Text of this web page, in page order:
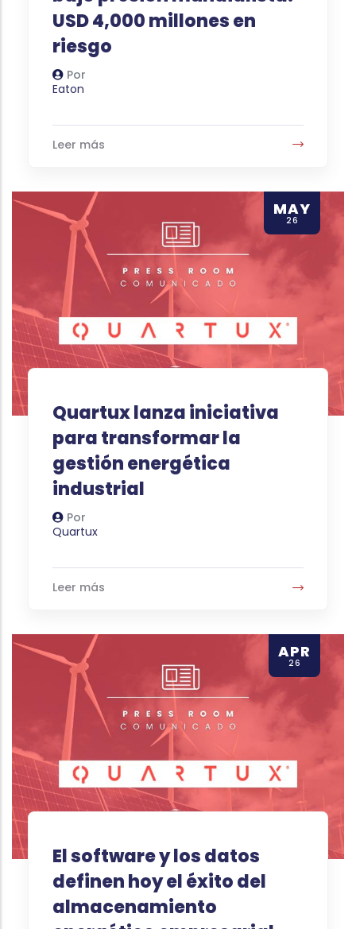
USD 4,000 millones en
riesgo
Por
Autor
Eaton
Leer más
MAY
26
Quartux lanza iniciativa
para transformar la
gestión energética
industrial
Por
Autor
Quartux
Leer más
APR
26
El software y los datos
definen hoy el éxito del
almacenamiento